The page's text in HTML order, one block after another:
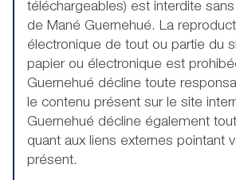
téléchargeables) est interdite
de Mané Guernehué. La
électronique de tout ou partie du
papier ou électronique est
Guernehué décline toute
le contenu présent sur le site
Guernehué décline également
quant aux liens externes pointant
présent.